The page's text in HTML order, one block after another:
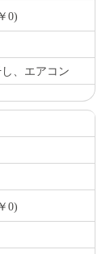
0)
、エアコン
0)